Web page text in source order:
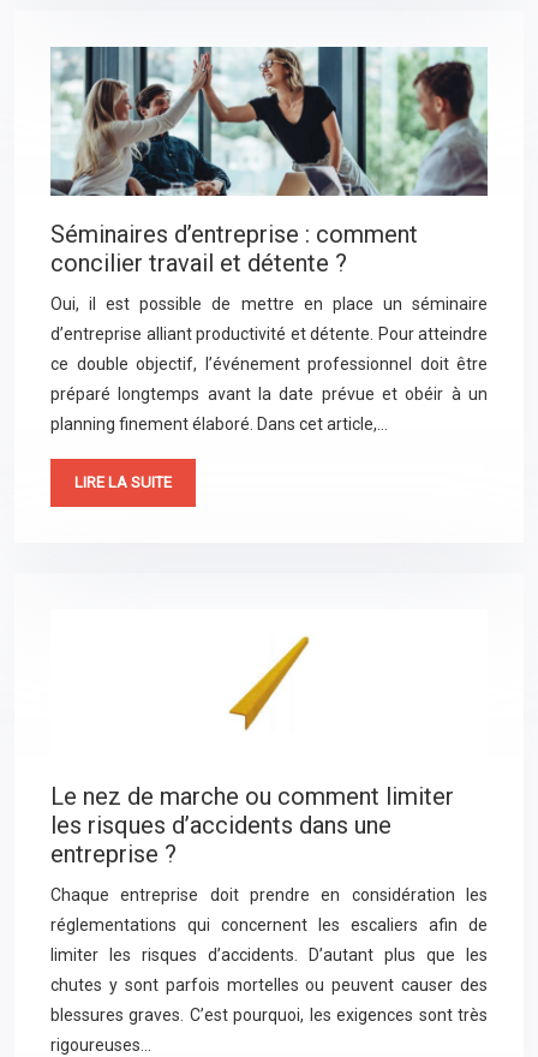
Séminaires d’entreprise : comment
concilier travail et détente ?
Oui, il est possible de mettre en place un séminaire
d’entreprise alliant productivité et détente. Pour atteindre
ce double objectif, l’événement professionnel doit être
préparé longtemps avant la date prévue et obéir à un
planning finement élaboré. Dans cet article,…
LIRE LA SUITE
Le nez de marche ou comment limiter
les risques d’accidents dans une
entreprise ?
Chaque entreprise doit prendre en considération les
réglementations qui concernent les escaliers afin de
limiter les risques d’accidents. D’autant plus que les
chutes y sont parfois mortelles ou peuvent causer des
blessures graves. C’est pourquoi, les exigences sont très
rigoureuses…